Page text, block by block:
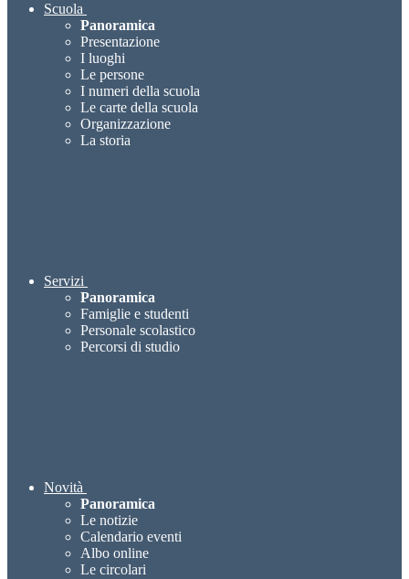
Scuola
Panoramica
Presentazione
I luoghi
Le persone
I numeri della scuola
Le carte della scuola
Organizzazione
La storia
Servizi
Panoramica
Famiglie e studenti
Personale scolastico
Percorsi di studio
Novità
Panoramica
Le notizie
Calendario eventi
Albo online
Le circolari